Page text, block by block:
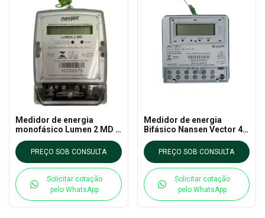
Medidor de energia
monofásico Lumen 2 MD -
Nansen
PREÇO SOB CONSULTA
Solicitar cotação
pelo WhatsApp
Medidor de energia
Bifásico Nansen Vector 4
120A
PREÇO SOB CONSULTA
Solicitar cotação
pelo WhatsApp